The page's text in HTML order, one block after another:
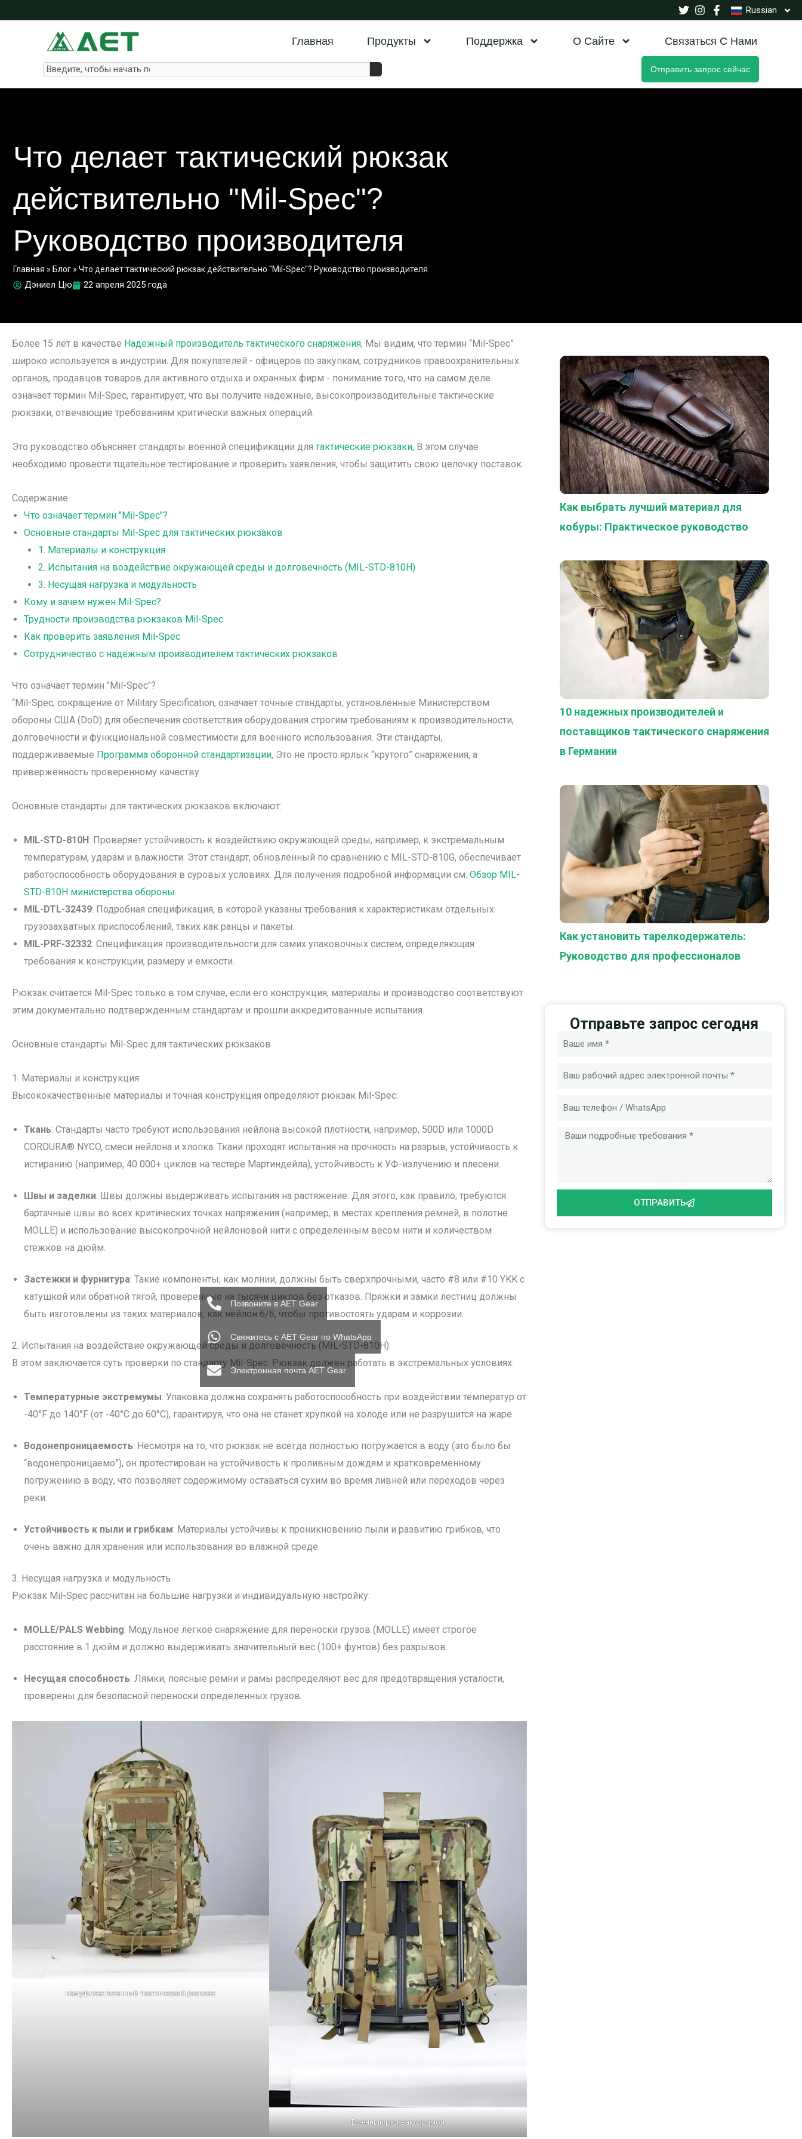
к
содержимому
Russian
Главная Продукты Поддержка О Сайте Связаться С Нами
Search Отправить запрос сейчас
Что делает тактический рюкзак
действительно "Mil-Spec"?
Руководство производителя
Главная » Блог » Что делает тактический рюкзак действительно "Mil-Spec"? Руководство производителя
Дэниел Цю 22 апреля 2025 года
Более 15 лет в качестве Надежный производитель тактического снаряжения, Мы видим, что термин “Mil-Spec”
широко используется в индустрии. Для покупателей - офицеров по закупкам, сотрудников правоохранительных
органов, продавцов товаров для активного отдыха и охранных фирм - понимание того, что на самом деле
означает термин Mil-Spec, гарантирует, что вы получите надежные, высокопроизводительные тактические
рюкзаки, отвечающие требованиям критически важных операций.
Это руководство объясняет стандарты военной спецификации для тактические рюкзаки, В этом случае
необходимо провести тщательное тестирование и проверить заявления, чтобы защитить свою цепочку поставок.
Содержание
Что означает термин "Mil-Spec"?
Основные стандарты Mil-Spec для тактических рюкзаков
1. Материалы и конструкция
2. Испытания на воздействие окружающей среды и долговечность (MIL-STD-810H)
3. Несущая нагрузка и модульность
Кому и зачем нужен Mil-Spec?
Трудности производства рюкзаков Mil-Spec
Как проверить заявления Mil-Spec
Сотрудничество с надежным производителем тактических рюкзаков
Что означает термин "Mil-Spec"?
“Mil-Spec, сокращение от Military Specification, означает точные стандарты, установленные Министерством
обороны США (DoD) для обеспечения соответствия оборудования строгим требованиям к производительности,
долговечности и функциональной совместимости для военного использования. Эти стандарты,
поддерживаемые Программа оборонной стандартизации, Это не просто ярлык “крутого” снаряжения, а
приверженность проверенному качеству.
Основные стандарты для тактических рюкзаков включают:
MIL-STD-810H: Проверяет устойчивость к воздействию окружающей среды, например, к экстремальным
температурам, ударам и влажности. Этот стандарт, обновленный по сравнению с MIL-STD-810G, обеспечивает
работоспособность оборудования в суровых условиях. Для получения подробной информации см. Обзор MIL-
STD-810H министерства обороны.
MIL-DTL-32439: Подробная спецификация, в которой указаны требования к характеристикам отдельных
грузозахватных приспособлений, таких как ранцы и пакеты.
MIL-PRF-32332: Спецификация производительности для самих упаковочных систем, определяющая
требования к конструкции, размеру и емкости.
Рюкзак считается Mil-Spec только в том случае, если его конструкция, материалы и производство соответствуют
этим документально подтвержденным стандартам и прошли аккредитованные испытания.
Основные стандарты Mil-Spec для тактических рюкзаков
1. Материалы и конструкция
Высококачественные материалы и точная конструкция определяют рюкзак Mil-Spec:
Ткань: Стандарты часто требуют использования нейлона высокой плотности, например, 500D или 1000D
CORDURA® NYCO, смеси нейлона и хлопка. Ткани проходят испытания на прочность на разрыв, устойчивость к
истиранию (например, 40 000+ циклов на тестере Мартиндейла), устойчивость к УФ-излучению и плесени.
Швы и заделки: Швы должны выдерживать испытания на растяжение. Для этого, как правило, требуются
бартачные швы во всех критических точках напряжения (например, в местах крепления ремней, в полотне
MOLLE) и использование высокопрочной нейлоновой нити с определенным весом нити и количеством
стежков на дюйм.
Застежки и фурнитура: Такие компоненты, как молнии, должны быть сверхпрочными, часто #8 или #10 YKK с
катушкой или обратной тягой, проверенные на тысячи циклов без отказов. Пряжки и замки лестниц должны
быть изготовлены из таких материалов, как нейлон 6/6, чтобы противостоять ударам и коррозии.
2. Испытания на воздействие окружающей среды и долговечность (MIL-STD-810H)
В этом заключается суть проверки по стандарту Mil-Spec. Рюкзак должен работать в экстремальных условиях.
Температурные экстремумы: Упаковка должна сохранять работоспособность при воздействии температур от
-40°F до 140°F (от -40°C до 60°C), гарантируя, что она не станет хрупкой на холоде или не разрушится на жаре.
Водонепроницаемость: Несмотря на то, что рюкзак не всегда полностью погружается в воду (это было бы
“водонепроницаемо”), он протестирован на устойчивость к проливным дождям и кратковременному
погружению в воду, что позволяет содержимому оставаться сухим во время ливней или переходов через
реки.
Устойчивость к пыли и грибкам: Материалы устойчивы к проникновению пыли и развитию грибков, что
очень важно для хранения или использования во влажной среде.
3. Несущая нагрузка и модульность
Рюкзак Mil-Spec рассчитан на большие нагрузки и индивидуальную настройку:
MOLLE/PALS Webbing: Модульное легкое снаряжение для переноски грузов (MOLLE) имеет строгое
расстояние в 1 дюйм и должно выдерживать значительный вес (100+ фунтов) без разрывов.
Несущая способность: Лямки, поясные ремни и рамы распределяют вес для предотвращения усталости,
проверены для безопасной переноски определенных грузов.
камуфляж военный тактический рюкзак
Военный рюкзак с рамой
Как выбрать лучший материал для
кобуры: Практическое руководство
10 надежных производителей и
поставщиков тактического снаряжения
в Германии
Как установить тарелкодержатель:
Руководство для профессионалов
Отправьте запрос сегодня
Имя
Электронная
Сообщение
ОТПРАВИТЬ
Позвоните в AET Gear
Свяжитесь с AET Gear по WhatsApp
Электронная почта AET Gear